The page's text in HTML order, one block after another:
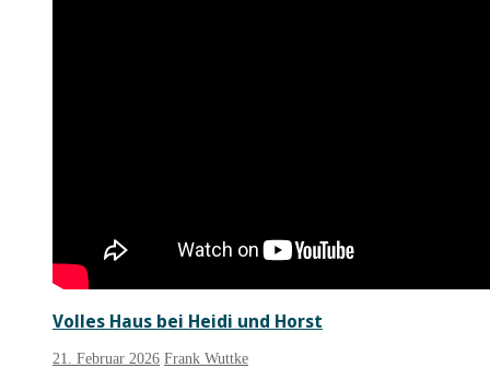
Volles Haus bei Heidi und Horst
21. Februar 2026 Frank Wuttke